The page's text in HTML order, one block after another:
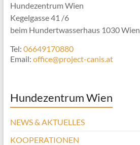
Hundezentrum Wien
Kegelgasse 41 /6
beim Hundertwasserhaus 1030 Wien
Tel: 06649170880
Email: office@project-canis.at
Hundezentrum Wien
NEWS & AKTUELLES
KOOPERATIONEN